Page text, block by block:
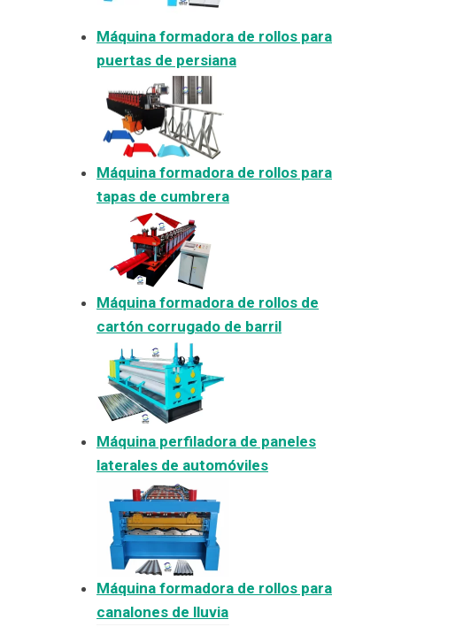
Máquina formadora de rollos para
puertas de persiana
Máquina formadora de rollos para
tapas de cumbrera
Máquina formadora de rollos de
cartón corrugado de barril
Máquina perfiladora de paneles
laterales de automóviles
Máquina formadora de rollos para
canalones de lluvia